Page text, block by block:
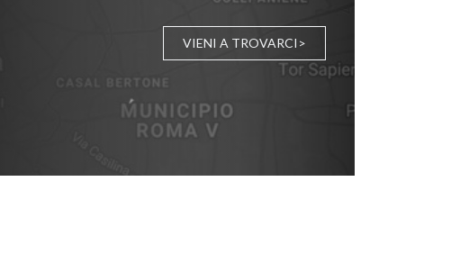
VIENI A TROVARCI>